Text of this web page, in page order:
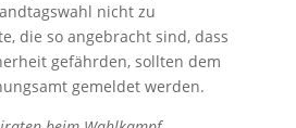
nicht zu
die so angebracht sind, dass
gefährden, sollten dem
gemeldet werden.